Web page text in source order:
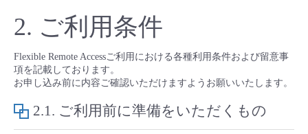
クラウド/サーバー
ネットワーク
IoT
データ利活用
クラウド/サーバー
ネットワーク
料金情報
料金シミュレーター
データ利活用
ご利用開始ガイド
■ 管理機能
ユースケース
2. ご利用条件
Flexible Remote Accessご利用における各種利用条件および留意事
項を記載しております。
お申し込み前に内容ご確認いただけますようお願いいたします。
2.1. ご利用前に準備をいただくもの